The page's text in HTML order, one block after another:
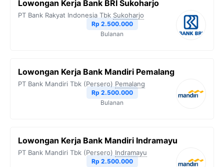
o
e
r
A
n
k
Lowongan Kerja Bank BRI Sukoharjo
PT Bank Rakyat Indonesia Tbk Sukoharjo
Rp 2.500.000
Bulanan
Lowongan Kerja Bank Mandiri Pemalang
PT Bank Mandiri Tbk (Persero) Pemalang
Rp 2.500.000
Bulanan
Lowongan Kerja Bank Mandiri Indramayu
PT Bank Mandiri Tbk (Persero) Indramayu
Rp 2.500.000